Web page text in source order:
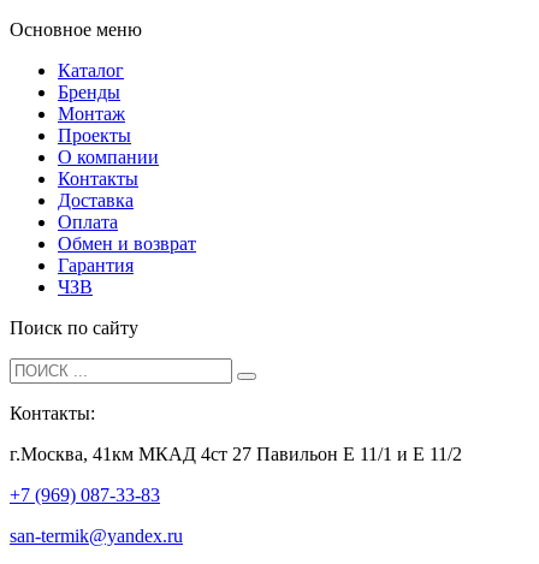
Основное меню
Каталог
Бренды
Монтаж
Проекты
О компании
Контакты
Доставка
Оплата
Обмен и возврат
Гарантия
ЧЗВ
Поиск по сайту
Контакты:
г.Москва, 41км МКАД 4ст 27 Павильон Е 11/1 и Е 11/2
+7 (969) 087-33-83
san-termik@yandex.ru